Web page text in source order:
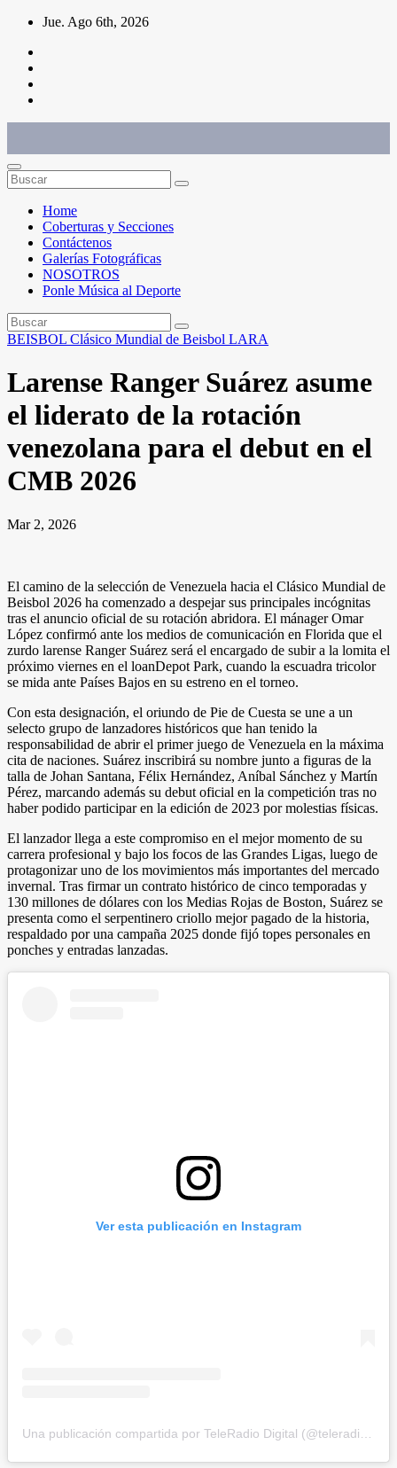
Saltar
contenido
Jue. Ago 6th, 2026
Home
Coberturas y Secciones
Contáctenos
Galerías Fotográficas
NOSOTROS
Ponle Música al Deporte
BEISBOL Clásico Mundial de Beisbol LARA
Larense Ranger Suárez asume
el liderato de la rotación
venezolana para el debut en el
CMB 2026
Mar 2, 2026
El camino de la selección de Venezuela hacia el Clásico Mundial de
Beisbol 2026 ha comenzado a despejar sus principales incógnitas
tras el anuncio oficial de su rotación abridora. El mánager Omar
López confirmó ante los medios de comunicación en Florida que el
zurdo larense Ranger Suárez será el encargado de subir a la lomita el
próximo viernes en el loanDepot Park, cuando la escuadra tricolor
se mida ante Países Bajos en su estreno en el torneo.
Con esta designación, el oriundo de Pie de Cuesta se une a un
selecto grupo de lanzadores históricos que han tenido la
responsabilidad de abrir el primer juego de Venezuela en la máxima
cita de naciones. Suárez inscribirá su nombre junto a figuras de la
talla de Johan Santana, Félix Hernández, Aníbal Sánchez y Martín
Pérez, marcando además su debut oficial en la competición tras no
haber podido participar en la edición de 2023 por molestias físicas.
El lanzador llega a este compromiso en el mejor momento de su
carrera profesional y bajo los focos de las Grandes Ligas, luego de
protagonizar uno de los movimientos más importantes del mercado
invernal. Tras firmar un contrato histórico de cinco temporadas y
130 millones de dólares con los Medias Rojas de Boston, Suárez se
presenta como el serpentinero criollo mejor pagado de la historia,
respaldado por una campaña 2025 donde fijó topes personales en
ponches y entradas lanzadas.
Ver esta publicación en Instagram